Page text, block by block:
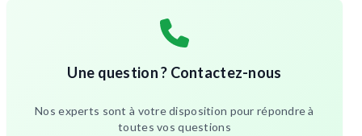
Une question ? Contactez-nous
Nos experts sont à votre disposition pour répondre à
toutes vos questions